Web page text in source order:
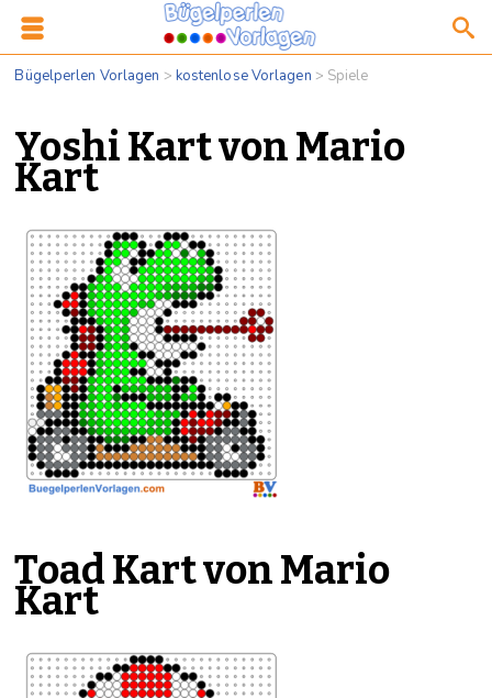
Bügelperlen Vorlagen > kostenlose Vorlagen > Spiele
Yoshi Kart von Mario
Kart
Toad Kart von Mario
Kart